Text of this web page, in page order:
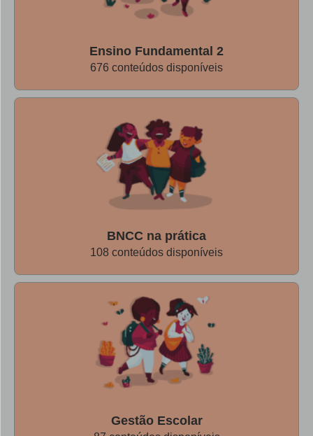
uma troca entre os pares e aprendizado para todos.
Respeitar o tempo de cada um
“Nem sempre dá certo buscar, tentar contato com os
alunos que evadem. É preciso também aceitar que nem
tudo está ao nosso alcance e respeitar o tempo de cada
Respeitar o tempo de cada um, entender que nem todos
possuem as mesmas habilidades ou possibilidades no uso
das ferramentas para aulas remotas, ter empatia uns pelos
outros, são competências socioemocionais que tanto
falamos quando lembramos da Base Nacional Comum
oportunidade de desenvolver de forma muito produtiva.
Nas próximas vezes…Nem tudo está ao nosso alcance,
mas pode estar ao alcance de pessoas muito próximas.
auxílio e troca se formando entre diversos setores que
Ensino Fundamental 2
676 conteúdos disponíveis
BNCC na prática
108 conteúdos disponíveis
Gestão Escolar